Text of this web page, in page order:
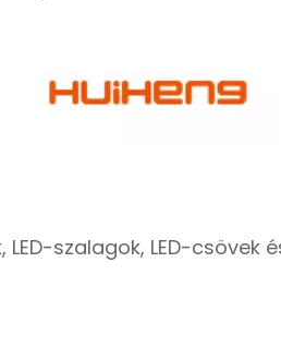
LED-szalagok, LED-csövek